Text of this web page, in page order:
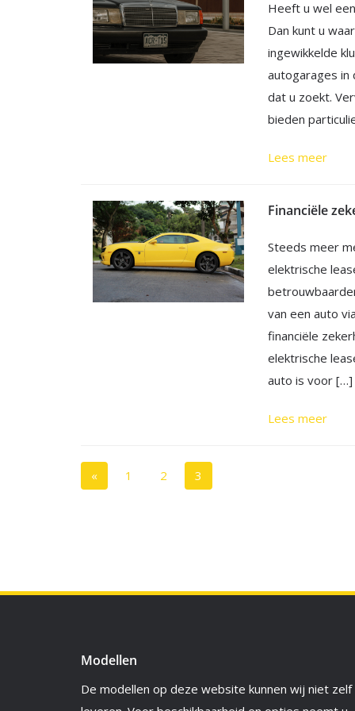
Heeft u wel
Dan kunt u
ingewikkelde
autogarages in
dat u zoekt.
bieden
Lees meer
Financiële
Steeds meer
elektrische
van een auto
financiële
elektrische
auto is voor […]
Lees meer
« 1 2 3
Modellen
De modellen op deze website kunnen wij niet zelf